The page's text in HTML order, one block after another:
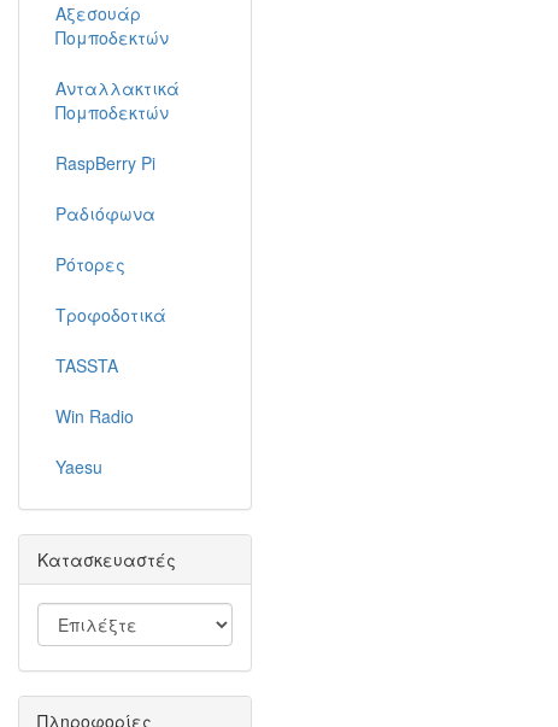
Αξεσουάρ
Πομποδεκτών
Ανταλλακτικά
Πομποδεκτών
RaspBerry Pi
Ραδιόφωνα
Ρότορες
Τροφοδοτικά
TASSTA
Win Radio
Yaesu
Κατασκευαστές
Πληροφορίες